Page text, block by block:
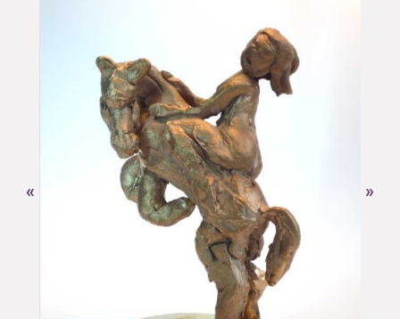
« »